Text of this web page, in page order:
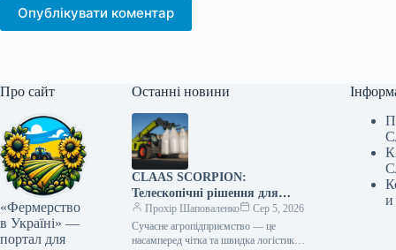
Опублікувати коментар
Про сайт
«Фермерство
в Україні» —
портал для
Останні новини
CLAAS SCORPION:
Телескопічні рішення для
ефективного агрологістичного
менеджменту
Прохір Шаповаленко
Сер 5, 2026
Сучасне агропідприємство — це
насамперед чітка та швидка логістика.
и